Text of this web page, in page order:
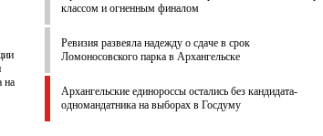
на
классом и огненным финалом
Ревизия развеяла надежду о сдаче в срок
Ломоносовского парка в Архангельске
Архангельские единороссы остались без кандидата-
одномандатника на выборах в Госдуму